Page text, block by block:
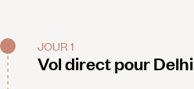
JOUR 1
Vol direct pour Delhi